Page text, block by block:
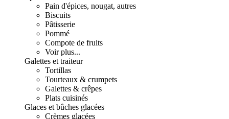
Pain d'épices, nougat, autres
Biscuits
Pâtisserie
Pommé
Compote de fruits
Voir plus...
Galettes et traiteur
Tortillas
Tourteaux & crumpets
Galettes & crêpes
Plats cuisinés
Glaces et bûches glacées
Crèmes glacées